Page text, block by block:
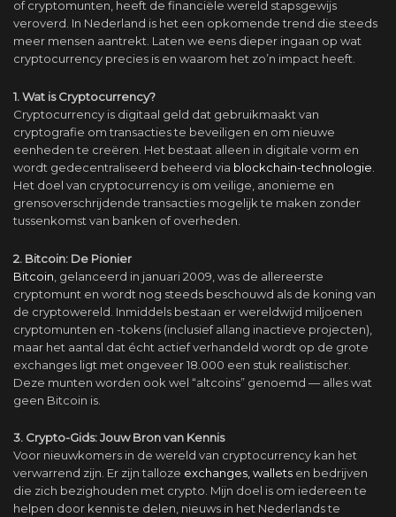
of cryptomunten, heeft de financiële wereld stapsgewijs
veroverd. In Nederland is het een opkomende trend die steeds
meer mensen aantrekt. Laten we eens dieper ingaan op wat
cryptocurrency precies is en waarom het zo’n impact heeft.
1. Wat is Cryptocurrency?
Cryptocurrency is digitaal geld dat gebruikmaakt van
cryptografie om transacties te beveiligen en om nieuwe
eenheden te creëren. Het bestaat alleen in digitale vorm en
wordt gedecentraliseerd beheerd via blockchain-technologie
Het doel van cryptocurrency is om veilige, anonieme en
grensoverschrijdende transacties mogelijk te maken zonder
tussenkomst van banken of overheden.
2. Bitcoin: De Pionier
Bitcoin , gelanceerd in januari 2009, was de allereerste
cryptomunt en wordt nog steeds beschouwd als de koning van
de cryptowereld. Inmiddels bestaan er wereldwijd miljoenen
cryptomunten en -tokens (inclusief allang inactieve projecten),
maar het aantal dat écht actief verhandeld wordt op de grote
exchanges ligt met ongeveer 18.000 een stuk realistischer.
Deze munten worden ook wel “altcoins” genoemd — alles wat
geen Bitcoin is.
3. Crypto-Gids: Jouw Bron van Kennis
Voor nieuwkomers in de wereld van cryptocurrency kan het
verwarrend zijn. Er zijn talloze exchanges, wallets en bedrijven
die zich bezighouden met crypto. Mijn doel is om iedereen te
helpen door kennis te delen, nieuws in het Nederlands te